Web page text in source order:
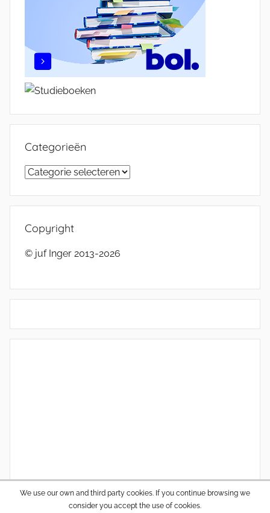
Categorieën
Categorieën
Copyright
© juf Inger 2013-2026
We use our own and third party cookies. If you continue browsing we
consider you accept the use of cookies.